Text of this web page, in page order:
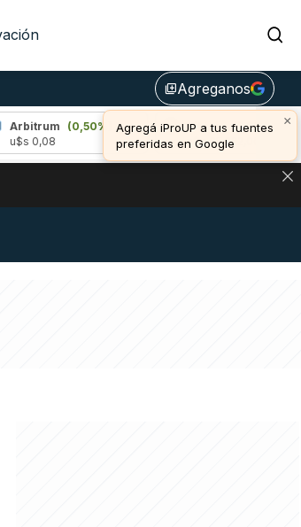
library_addAgreganos
×
Agregá iProUP a tus fuentes
preferidas en Google
(0,50%)
Bitcoin (1,21%)
u$s 65.222,00
ESTA SEÑAL DEFINE LOS PRECIOS DE